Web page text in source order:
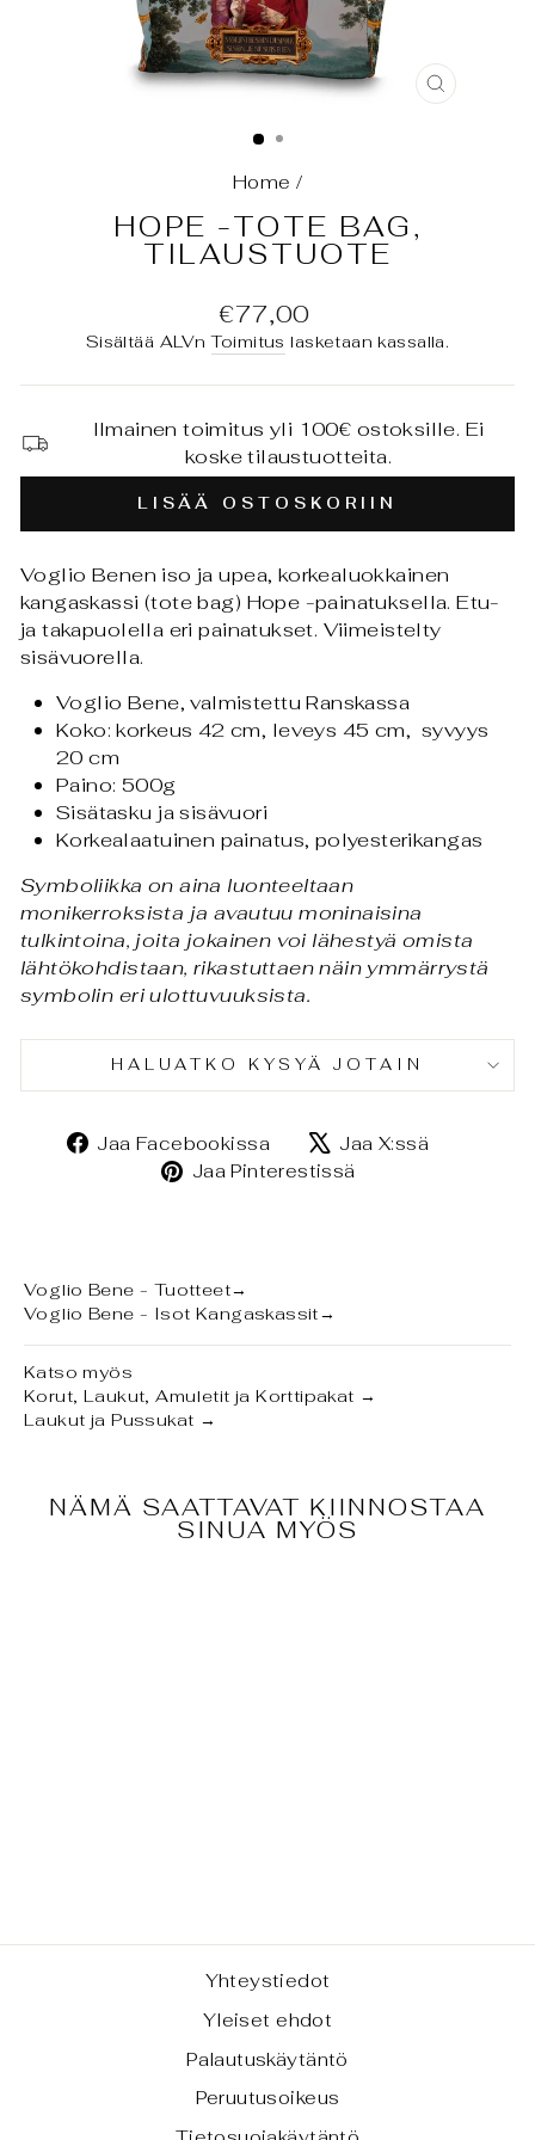
SULJE
Home /
HOPE -TOTE BAG,
TILAUSTUOTE
Normaali
hinta
€77,00
Sisältää ALVnToimitus lasketaan kassalla.
Ilmainen toimitus yli 100€ ostoksille. Ei
koske tilaustuotteita.
LISÄÄ OSTOSKORIIN
Voglio Benen iso ja upea, korkealuokkainen
kangaskassi (tote bag) Hope -painatuksella. Etu-
ja takapuolella eri painatukset. Viimeistelty
sisävuorella.
Voglio Bene, valmistettu Ranskassa
Koko: korkeus 42 cm, leveys 45 cm, syvyys
20 cm
Paino: 500g
Sisätasku ja sisävuori
Korkealaatuinen painatus, polyesterikangas
Symboliikka on aina luonteeltaan
monikerroksista ja avautuu moninaisina
tulkintoina, joita jokainen voi lähestyä omista
lähtökohdistaan, rikastuttaen näin ymmärrystä
symbolin eri ulottuvuuksista.
HALUATKO KYSYÄ JOTAIN
Jaa Facebookissa
Jaa
Facebookissa
Jaa X:ssä
Jaa Pinterestissä
Voglio Bene - Tuotteet→
Voglio Bene - Isot Kangaskassit→
Katso myös
Korut, Laukut, Amuletit ja Korttipakat →
Laukut ja Pussukat →
NÄMÄ SAATTAVAT KIINNOSTAA
SINUA MYÖS
Yhteystiedot
Yleiset ehdot
Palautuskäytäntö
Peruutusoikeus